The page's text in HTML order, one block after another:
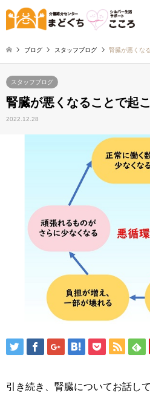
ブログ スタッフブログ 腎臓が悪くな
スタッフブログ
腎臓が悪くなることで起
2022.12.28
引き続き、腎臓についてお話し